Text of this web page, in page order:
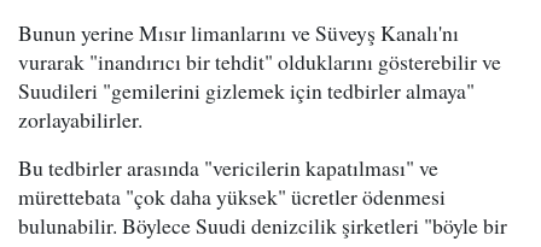
Bunun yerine Mısır limanlarını ve Süveyş Kanalı'nı
vurarak "inandırıcı bir tehdit" olduklarını gösterebilir ve
Suudileri "gemilerini gizlemek için tedbirler almaya"
zorlayabilirler.
Bu tedbirler arasında "vericilerin kapatılması" ve
mürettebata "çok daha yüksek" ücretler ödenmesi
bulunabilir. Böylece Suudi denizcilik şirketleri "böyle bir